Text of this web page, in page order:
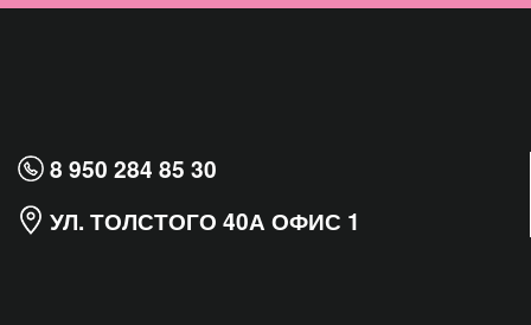
8 950 284 85 30
УЛ. ТОЛСТОГО 40А ОФИС 1